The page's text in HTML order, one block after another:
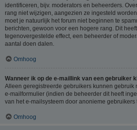
identificeren, bijv. moderators en beheerders.
rang niet wijzigen, aangezien ze ingesteld
moet je natuurlijk het forum niet beginnen te
berichten, gewoon voor een hogere rang. Dit
tegenovergestelde effect, een beheerder of
aantal doen dalen.
Omhoog
Wanneer ik op de e-maillink van een gebruiker
Alleen geregistreerde gebruikers kunnen gebruik
e-mailformulier (indien de beheerder dit heeft
van het e-mailsysteem door anonieme gebruikers
Omhoog